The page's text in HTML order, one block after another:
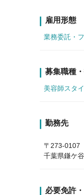
雇用形態
業務委託・
募集職種
美容師スタ
勤務先
〒273-0107
千葉県鎌ケ
必要免許